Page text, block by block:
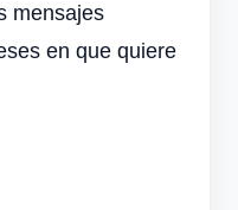
mensajes
en que quiere